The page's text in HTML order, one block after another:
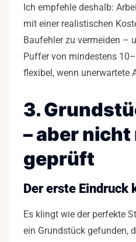
Ich empfehle deshalb:
mit einer realistischen
Baufehler zu vermeiden –
Puffer von mindestens
flexibel, wenn unerwartete
3.
– aber
geprüft
Der erste Eindruck
Es klingt wie der perfekte
ein Grundstück gefunden,